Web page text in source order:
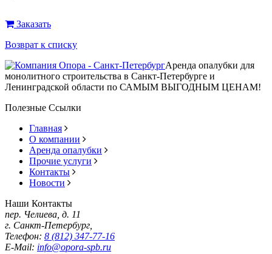
Заказать
Возврат к списку
Аренда опалубки для
монолитного строительства в Санкт-Петербурге и
Ленинградской области по САМЫМ ВЫГОДНЫМ ЦЕНАМ!
Полезные Ссылки
Главная
О компании
Аренда опалубки
Прочие услуги
Контакты
Новости
Наши Контакты
пер. Челиева, д. 11
г. Санкт-Петербург,
Телефон: 8 (812) 347-77-16
E-Mail: info@opora-spb.ru